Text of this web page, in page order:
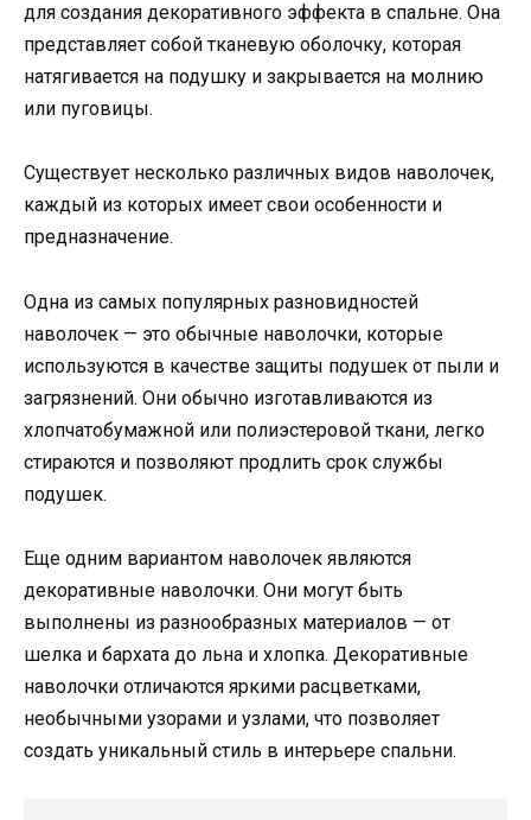
для создания декоративного эффекта в спальне. Она
представляет собой тканевую оболочку, которая
натягивается на подушку и закрывается на молнию
или пуговицы.
Существует несколько различных видов наволочек,
каждый из которых имеет свои особенности и
предназначение.
Одна из самых популярных разновидностей
наволочек — это обычные наволочки, которые
используются в качестве защиты подушек от пыли и
загрязнений. Они обычно изготавливаются из
хлопчатобумажной или полиэстеровой ткани, легко
стираются и позволяют продлить срок службы
подушек.
Еще одним вариантом наволочек являются
декоративные наволочки. Они могут быть
выполнены из разнообразных материалов — от
шелка и бархата до льна и хлопка. Декоративные
наволочки отличаются яркими расцветками,
необычными узорами и узлами, что позволяет
создать уникальный стиль в интерьере спальни.